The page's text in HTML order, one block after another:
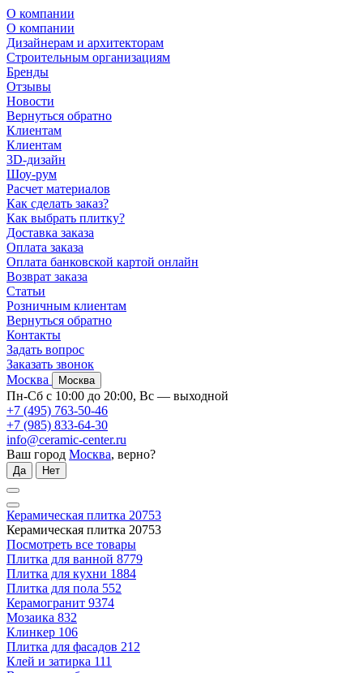
О компании
О компании
Дизайнерам и архитекторам
Строительным организациям
Бренды
Отзывы
Новости
Вернуться обратно
Клиентам
Клиентам
3D-дизайн
Шоу-рум
Расчет материалов
Как сделать заказ?
Как выбрать плитку?
Доставка заказа
Оплата заказа
Оплата банковской картой онлайн
Возврат заказа
Статьи
Розничным клиентам
Вернуться обратно
Контакты
Задать вопрос
Заказать звонок
Москва
Москва
Пн-Сб с 10:00 до 20:00, Вс — выходной
+7 (495) 763-50-46
+7 (985) 833-64-30
info@ceramic-center.ru
Ваш город Москва, верно?
Да Нет
Керамическая плитка 20753
Керамическая плитка 20753
Посмотреть все товары
Плитка для ванной 8779
Плитка для кухни 1884
Плитка для пола 552
Керамогранит 9374
Мозаика 832
Клинкер 106
Плитка для фасадов 212
Клей и затирка 111